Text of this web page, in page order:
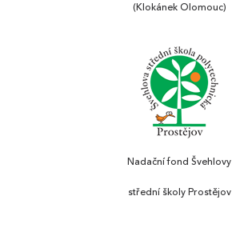
(Klokánek Olomouc)
Nadační fond Švehlovy
střední školy Prostějov